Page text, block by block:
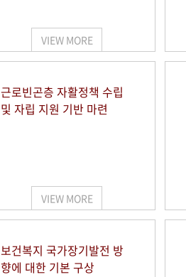
VIEW MORE
근로빈곤층 자활정책 수립
및 자립 지원 기반 마련
VIEW MORE
보건복지 국가장기발전 방
향에 대한 기본 구상